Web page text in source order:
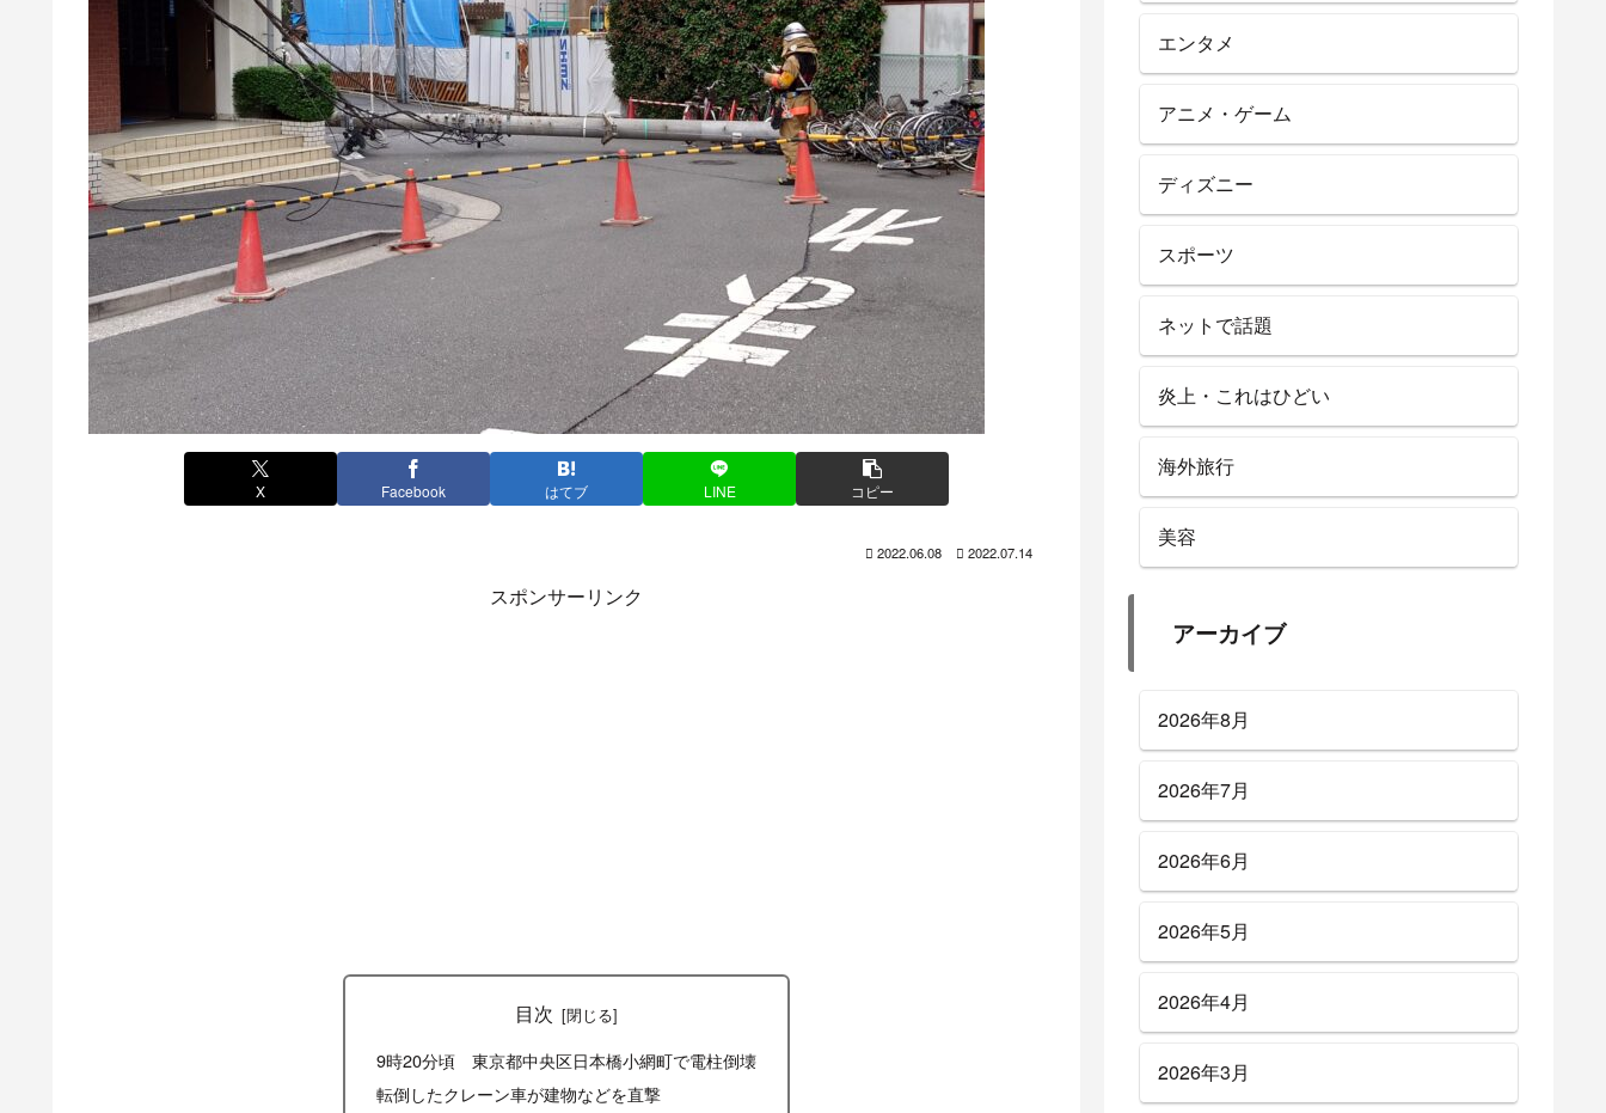
X Facebook はてブ LINE コピー
2022.06.08 2022.07.14
スポンサーリンク
目次
9時20分頃 東京都中央区日本橋小網町で電柱倒壊
転倒したクレーン車が建物などを直撃
エンタメ
アニメ・ゲーム
ディズニー
スポーツ
ネットで話題
炎上・これはひどい
海外旅行
美容
アーカイブ
2026年8月
2026年7月
2026年6月
2026年5月
2026年4月
2026年3月